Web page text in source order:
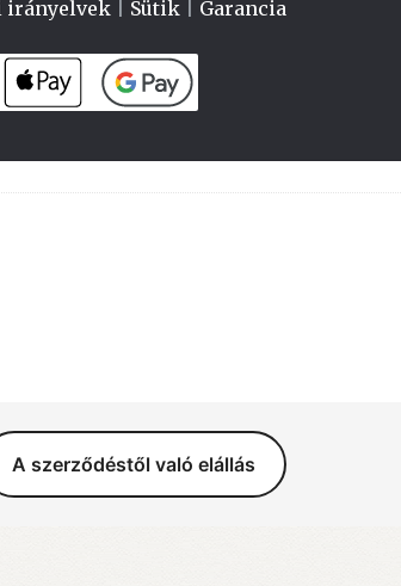
irányelvek Sütik Garancia